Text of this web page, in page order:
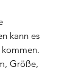
kann es
Größe,